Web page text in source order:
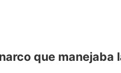
que